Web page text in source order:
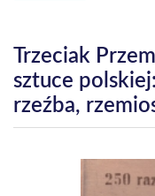
Trzeciak
sztuce
rzeźba,